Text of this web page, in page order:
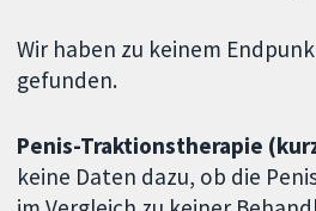
Wir haben zu keinem
gefunden.
Penis-Traktionstherapie
keine Daten dazu, ob die